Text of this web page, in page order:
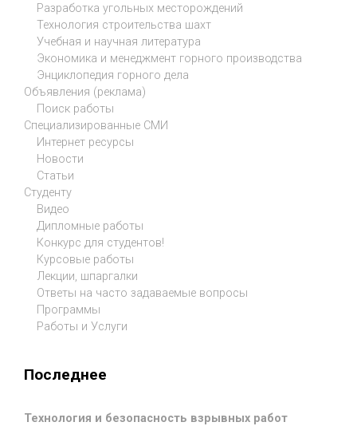
Разработка угольных месторождений
Технология строительства шахт
Учебная и научная литература
Экономика и менеджмент горного производства
Энциклопедия горного дела
Объявления (реклама)
Поиск работы
Специализированные СМИ
Интернет ресурсы
Новости
Статьи
Студенту
Видео
Дипломные работы
Конкурс для студентов!
Курсовые работы
Лекции, шпаргалки
Ответы на часто задаваемые вопросы
Программы
Работы и Услуги
Последнее
Технология и безопасность взрывных работ